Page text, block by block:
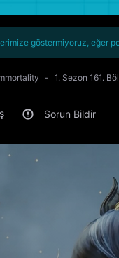
göstermiyoruz,
1. Sezon 161.
Sorun Bildir